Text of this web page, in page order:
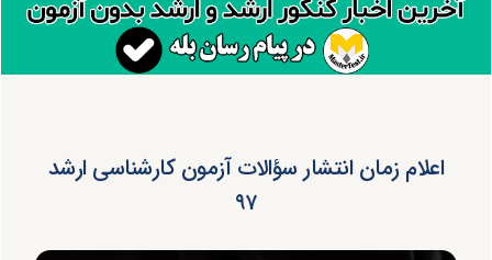
اعلام زمان انتشار سؤالات آزمون کارشناسی ارشد
۹۷